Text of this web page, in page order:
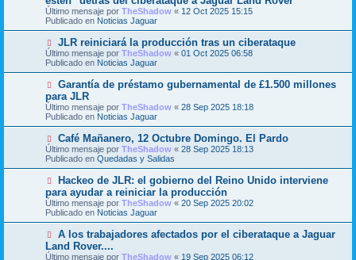
s
a
e
v
o
m
e
n
s
a
Último mensaje por TheShadow « 12 Oct 2025 15:15
Publicado en Noticias Jaguar
N
u
e
v
m
e
n
s
a
e
JLR reiniciará la producción tras un ciberataque
Último mensaje por TheShadow « 01 Oct 2025 06:58
Publicado en Noticias Jaguar
N
e
v
o
m
e
n
s
a
e
Garantía de préstamo gubernamental de £1.500 millones
para JLR
Último mensaje por TheShadow « 28 Sep 2025 18:18
Publicado en Noticias Jaguar
N
u
e
v
o
m
e
n
s
a
e
Café Mañanero, 12 Octubre Domingo. El Pardo
Último mensaje por TheShadow « 28 Sep 2025 18:13
Publicado en Quedadas y Salidas
N
e
v
o
m
e
n
s
Hackeo de JLR: el gobierno del Reino Unido interviene
para ayudar a reiniciar la producción
Último mensaje por TheShadow « 20 Sep 2025 20:02
Publicado en Noticias Jaguar
N
e
A los trabajadores afectados por el ciberataque a Jaguar
Land Rover....
Último mensaje por TheShadow « 19 Sep 2025 06:12